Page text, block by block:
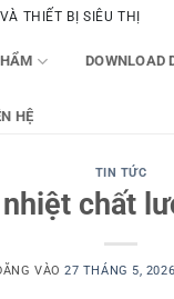
THIẾT BỊ SIÊU THỊ
DOWNLOAD
HỆ
TIN TỨC
chất
VÀO27 THÁNG 5, 2026